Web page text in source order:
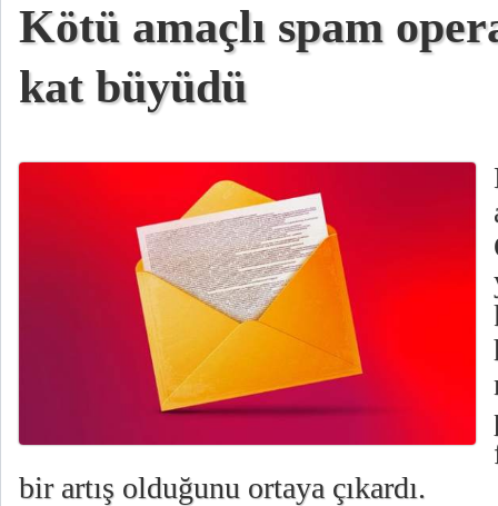
Kötü amaçlı spam
kat büyüdü
bir artış olduğunu ortaya çıkardı.